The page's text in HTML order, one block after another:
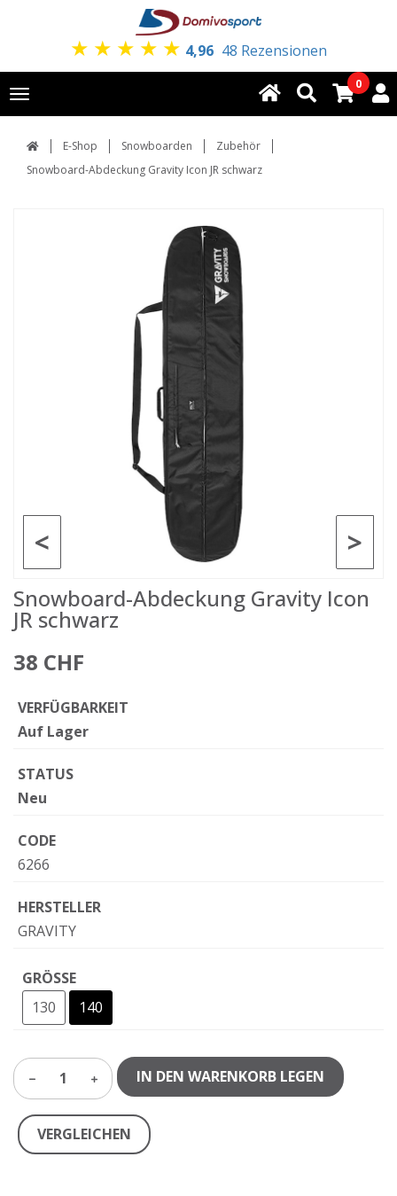
★ ★ ★ ★ ★ 4,96 48 Rezensionen
Toggle
navigation
0
E-Shop Snowboarden
Zubehör
Snowboard-Abdeckung Gravity Icon JR schwarz
>
<
Snowboard-Abdeckung Gravity Icon
JR schwarz
38 CHF
VERFÜGBARKEIT
Auf Lager
STATUS
Neu
CODE
6266
HERSTELLER
GRAVITY
GRÖSSE
130
140
1 IN DEN WARENKORB LEGEN
VERGLEICHEN